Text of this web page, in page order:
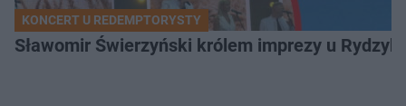
KONCERT U REDEMPTORYSTY
Sławomir Świerzyński królem imprezy u